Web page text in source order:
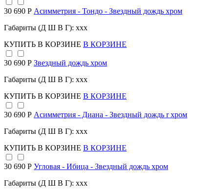
30 690 Р Асимметрия - Тондо - Звездный дождь хром
Габариты (Д Ш В Г): xxx
КУПИТЬ В КОРЗИНЕ В КОРЗИНЕ
30 690 Р Звездный дождь хром
Габариты (Д Ш В Г): xxx
КУПИТЬ В КОРЗИНЕ В КОРЗИНЕ
30 690 Р Асимметрия - Диана - Звездный дождь r хром
Габариты (Д Ш В Г): xxx
КУПИТЬ В КОРЗИНЕ В КОРЗИНЕ
30 690 Р Угловая - Ибица - Звездный дождь хром
Габариты (Д Ш В Г): xxx